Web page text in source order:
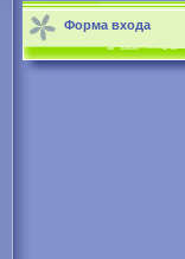
Форма входа